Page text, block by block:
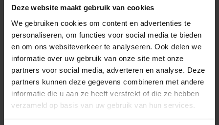
Deze website maakt gebruik van cookies
We gebruiken cookies om content en advertenties te
personaliseren, om functies voor social media te bieden
en om ons websiteverkeer te analyseren. Ook delen we
informatie over uw gebruik van onze site met onze
partners voor social media, adverteren en analyse. Deze
partners kunnen deze gegevens combineren met andere
informatie die u aan ze heeft verstrekt of die ze hebben
verzameld op basis van uw gebruik van hun services.
16 jaar 34,50% € 4,58
15 jaar 30% € 3,98
BRON:Rendement.nl